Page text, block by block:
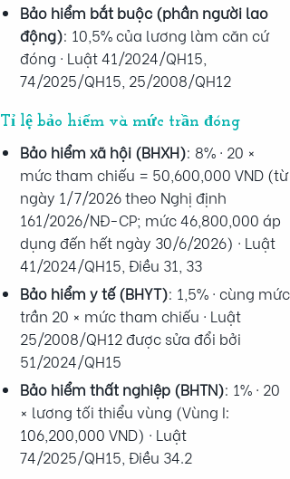
Bảo hiểm bắt buộc (phần người lao
động): 10,5% của lương làm căn cứ
đóng · Luật 41/2024/QH15,
74/2025/QH15, 25/2008/QH12
Tỉ lệ bảo hiểm và mức trần đóng
Bảo hiểm xã hội (BHXH): 8% · 20 ×
mức tham chiếu = 50,600,000 VND (từ
ngày 1/7/2026 theo Nghị định
161/2026/NĐ-CP; mức 46,800,000 áp
dụng đến hết ngày 30/6/2026) · Luật
41/2024/QH15, Điều 31, 33
Bảo hiểm y tế (BHYT): 1,5% · cùng mức
trần 20 × mức tham chiếu · Luật
25/2008/QH12 được sửa đổi bởi
51/2024/QH15
Bảo hiểm thất nghiệp (BHTN): 1% · 20
× lương tối thiểu vùng (Vùng I:
106,200,000 VND) · Luật
74/2025/QH15, Điều 34.2